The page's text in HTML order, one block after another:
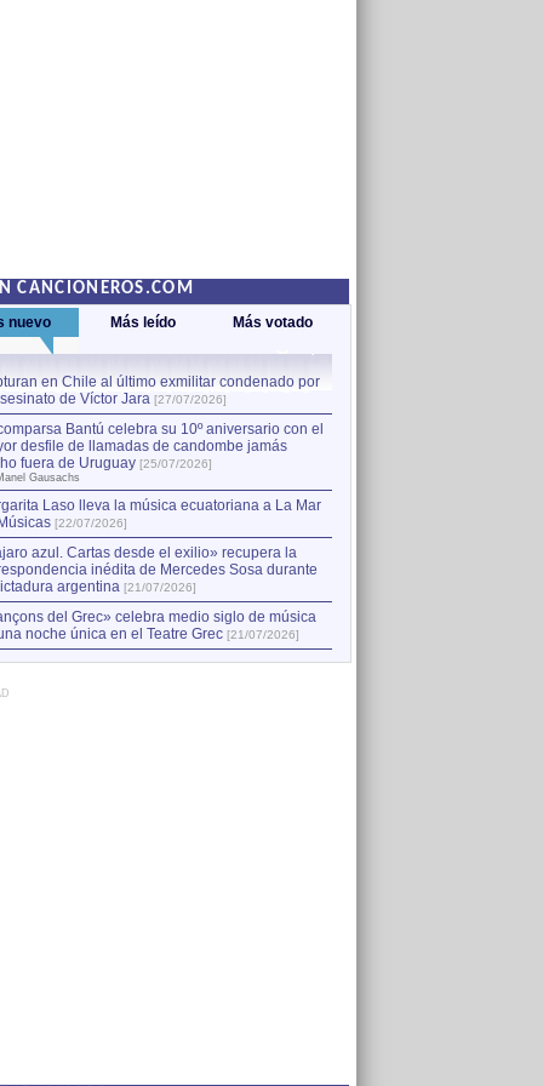
CANCIONEROS.COM
nuevo Más leído Más votado
en Chile al último exmilitar condenado por
de Víctor Jara [27/07/2026]
Bantú celebra su 10º aniversario con el
desfile de llamadas de candombe jamás
fuera de Uruguay [25/07/2026]
Gausachs
Laso lleva la música ecuatoriana a La Mar
[22/07/2026]
azul. Cartas desde el exilio» recupera la
inédita de Mercedes Sosa durante
argentina [21/07/2026]
del Grec» celebra medio siglo de música
noche única en el Teatre Grec [21/07/2026]